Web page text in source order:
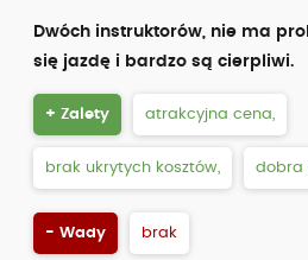
Dwóch instruktorów, nie ma
się jazdę i bardzo są cierpliwi.
+ Zalety atrakcyjna cena,
brak ukrytych kosztów, dobra
- Wady brak